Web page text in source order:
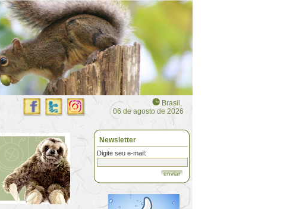
Brasil,
06 de agosto de 2026
Newsletter
Digite seu e-mail:
enviar